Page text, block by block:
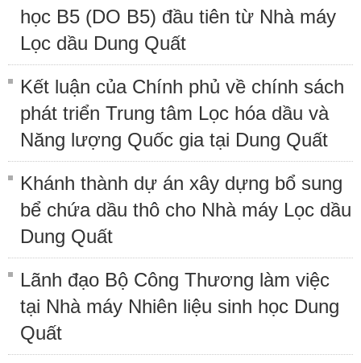
học B5 (DO B5) đầu tiên từ Nhà máy
Lọc dầu Dung Quất
Kết luận của Chính phủ về chính sách
phát triển Trung tâm Lọc hóa dầu và
Năng lượng Quốc gia tại Dung Quất
Khánh thành dự án xây dựng bổ sung
bể chứa dầu thô cho Nhà máy Lọc dầu
Dung Quất
Lãnh đạo Bộ Công Thương làm việc
tại Nhà máy Nhiên liệu sinh học Dung
Quất